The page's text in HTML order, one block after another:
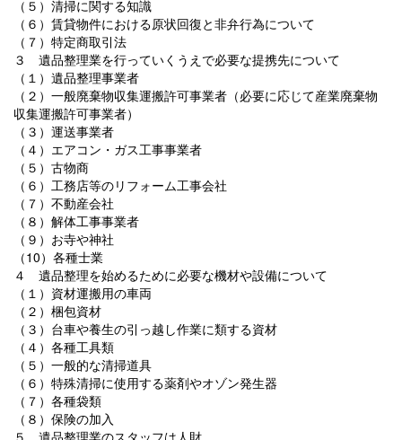
（５）清掃に関する知識
（６）賃貸物件における原状回復と非弁行為について
（７）特定商取引法
３ 遺品整理業を行っていくうえで必要な提携先について
（１）遺品整理事業者
（２）一般廃棄物収集運搬許可事業者（必要に応じて産業廃棄物
収集運搬許可事業者）
（３）運送事業者
（４）エアコン・ガス工事事業者
（５）古物商
（６）工務店等のリフォーム工事会社
（７）不動産会社
（８）解体工事事業者
（９）お寺や神社
（10）各種士業
４ 遺品整理を始めるために必要な機材や設備について
（１）資材運搬用の車両
（２）梱包資材
（３）台車や養生の引っ越し作業に類する資材
（４）各種工具類
（５）一般的な清掃道具
（６）特殊清掃に使用する薬剤やオゾン発生器
（７）各種袋類
（８）保険の加入
５ 遺品整理業のスタッフは人財